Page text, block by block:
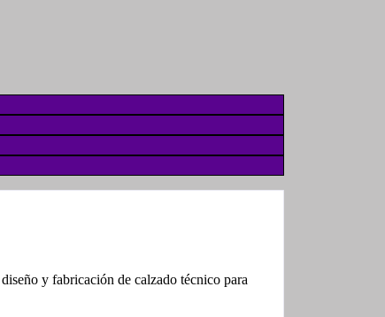
y fabricación de calzado técnico para